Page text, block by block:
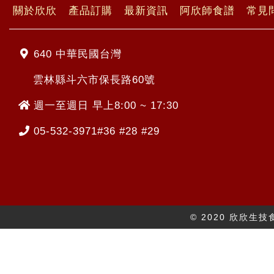
關於欣欣 產品訂購 最新資訊 阿欣師食譜 常見
640 中華民國台灣
雲林縣斗六市保長路60號
週一至週日 早上8:00 ~ 17:30
05-532-3971#36 #28 #29
© 2020 欣欣生技